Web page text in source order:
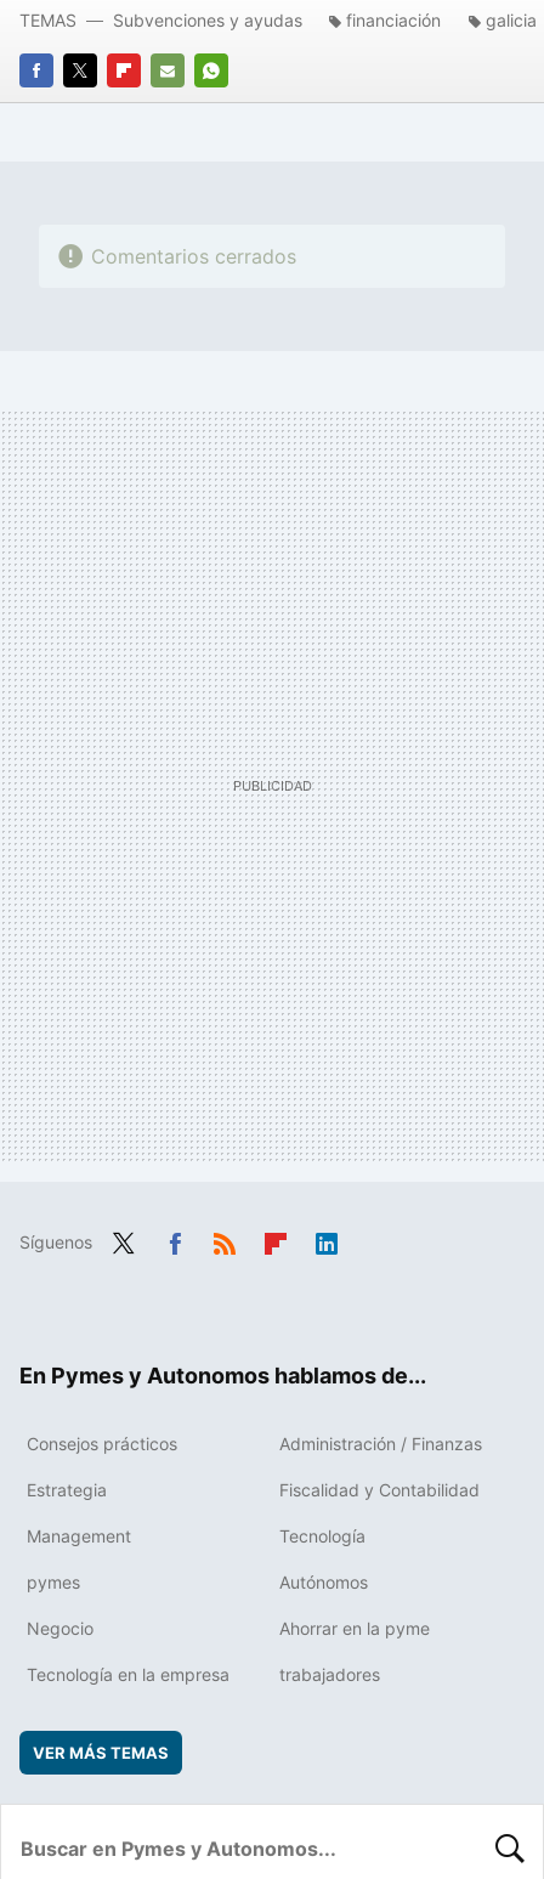
FACEBOOK
TWITTERFLIPBOARD
E-
WHATSAPP
TEMAS Subvenciones y ayudas financiación galicia
Comentarios cerrados
Síguenos
En Pymes y Autonomos hablamos de...
Consejos prácticos Administración / Finanzas
Estrategia Fiscalidad y Contabilidad
Management Tecnología
pymes Autónomos
Negocio Ahorrar en la pyme
Tecnología en la empresa trabajadores
VER MÁS TEMAS